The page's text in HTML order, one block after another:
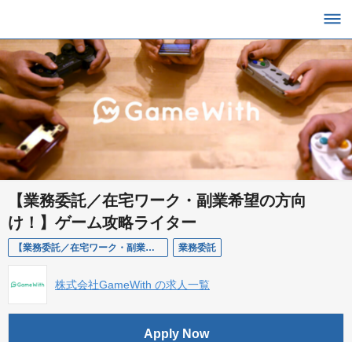
【業務委託／在宅ワーク・副業希望の方向
け！】ゲーム攻略ライター
【業務委託／在宅ワーク・副業希望の方向け！】ゲーム攻略ライター 業務委託
株式会社GameWith の求人一覧
Apply Now